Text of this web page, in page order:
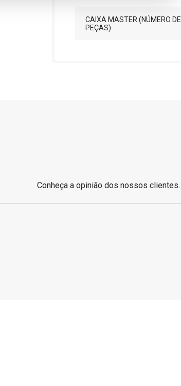
CAIXA MASTER (NÚMERO DE
PEÇAS)
Conheça a opinião dos nossos clientes.